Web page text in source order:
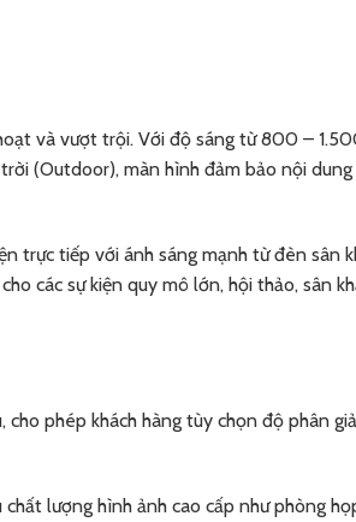
và vượt trội. Với độ sáng từ 800 –
(Outdoor), màn hình đảm bảo nội
trực tiếp với ánh sáng mạnh từ đèn sân
các sự kiện quy mô lớn, hội thảo, sân
phép khách hàng tùy chọn độ phân
lượng hình ảnh cao cấp như phòng